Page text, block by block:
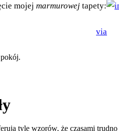
mojej marmurowej tapety:
via
tyle wzorów, że czasami